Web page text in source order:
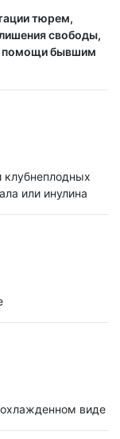
тюрем,
свободы,
помощи бывшим
или инулина
виде